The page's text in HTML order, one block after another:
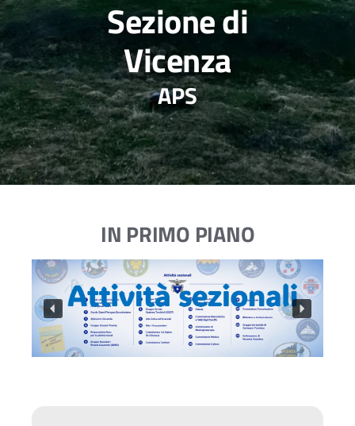
Sezione di
Vicenza
APS
IN PRIMO PIANO